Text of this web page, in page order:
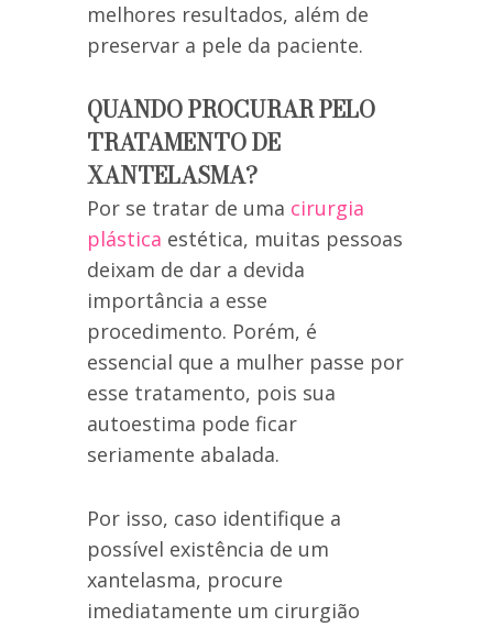
melhores resultados, além de
preservar a pele da paciente.
QUANDO PROCURAR PELO
TRATAMENTO DE
XANTELASMA?
Por se tratar de uma cirurgia
plástica estética, muitas pessoas
deixam de dar a devida
importância a esse
procedimento. Porém, é
essencial que a mulher passe por
esse tratamento, pois sua
autoestima pode ficar
seriamente abalada.
Por isso, caso identifique a
possível existência de um
xantelasma, procure
imediatamente um cirurgião